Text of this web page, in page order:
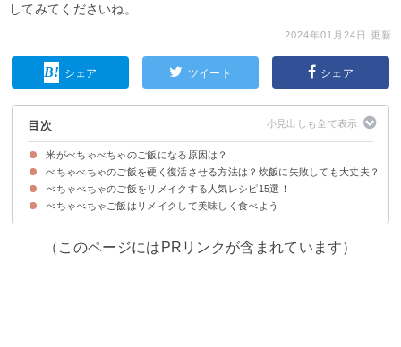
してみてくださいね。
2024年01月24日 更新
シェア ツイート シェア
目次
米がべちゃべちゃのご飯になる原因は？
べちゃべちゃご飯は炊飯時の水分量の多さが原因
べちゃべちゃのご飯を硬く復活させる方法は？炊飯に失敗しても大丈夫？
①炊飯器でもう一度炊く
②電子レンジで加熱する
③冷凍保存する
べちゃべちゃのご飯をリメイクする人気レシピ15選！
①べちゃべちゃご飯のシチュードリア
②べちゃべちゃご飯で五平餅
③べちゃべちゃご飯で焼きおにぎり
④べちゃべちゃご飯でキムチチャーハン
⑤べちゃべちゃご飯でツナチーズリゾット
⑥べちゃべちゃご飯のお好み焼き
⑦べちゃべちゃご飯のあんかけ丼
⑧べちゃべちゃご飯のカレードリア
⑨べちゃべちゃご飯の揚げせんべい風
⑩べちゃべちゃご飯とお茶漬けの素のリゾット
⑪卵入りべちゃべちゃご飯焼き
⑫べちゃべちゃご飯の肉巻きおにぎり
⑬べちゃべちゃご飯の味噌おやき
⑭べちゃべちゃご飯の刺身茶漬け
⑮べちゃべちゃご飯のライスコロッケ
べちゃべちゃご飯はリメイクして美味しく食べよう
（このページにはPRリンクが含まれています）